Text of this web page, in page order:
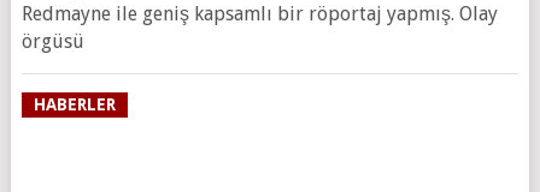
Redmayne ile geniş kapsamlı bir röportaj yapmış. Olay
örgüsü
HABERLER